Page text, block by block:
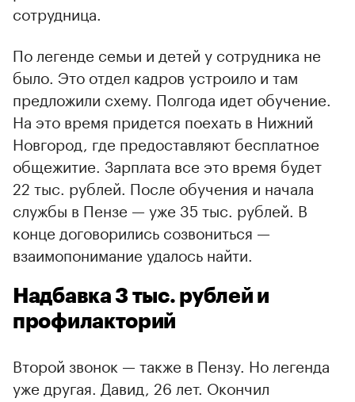
сотрудница.
По легенде семьи и детей у сотрудника не
было. Это отдел кадров устроило и там
предложили схему. Полгода идет обучение.
На это время придется поехать в Нижний
Новгород, где предоставляют бесплатное
общежитие. Зарплата все это время будет
22 тыс. рублей. После обучения и начала
службы в Пензе — уже 35 тыс. рублей. В
конце договорились созвониться —
взаимопонимание удалось найти.
Надбавка 3 тыс. рублей и
профилакторий
Второй звонок — также в Пензу. Но легенда
уже другая. Давид, 26 лет. Окончил